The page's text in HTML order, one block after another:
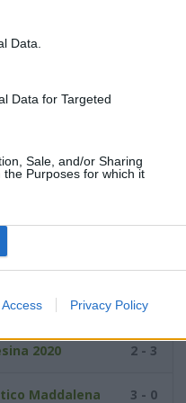
Data.
Data for Targeted
Sale, and/or Sharing
Purposes for which it
Privacy Policy
Doria 4 - 2
Maddalena 8 - 0
2020 2 - 3
Maddalena 3 - 0